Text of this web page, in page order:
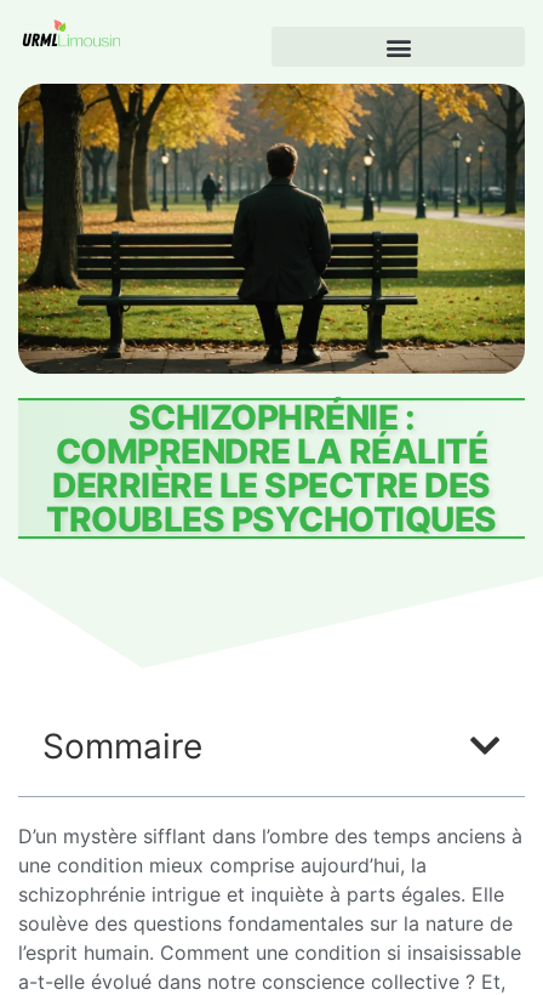
SCHIZOPHRÉNIE :
COMPRENDRE LA RÉALITÉ
DERRIÈRE LE SPECTRE DES
TROUBLES PSYCHOTIQUES
Sommaire
D’un mystère sifflant dans l’ombre des temps anciens à
une condition mieux comprise aujourd’hui, la
schizophrénie intrigue et inquiète à parts égales. Elle
soulève des questions fondamentales sur la nature de
l’esprit humain. Comment une condition si insaisissable
a-t-elle évolué dans notre conscience collective ? Et,